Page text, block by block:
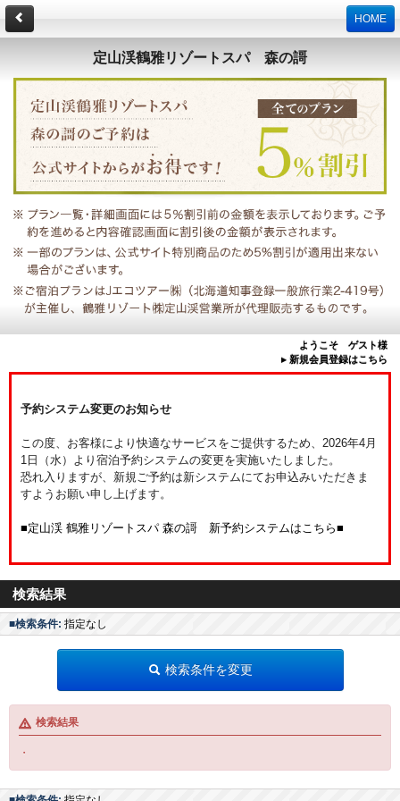
HOME
定山渓鶴雅リゾートスパ 森の謌
ようこそ ゲスト様
▸ 新規会員登録はこちら
予約システム変更のお知らせ
この度、お客様により快適なサービスをご提供するため、2026年4月
1日（水）より宿泊予約システムの変更を実施いたしました。
恐れ入りますが、新規ご予約は新システムにてお申込みいただきま
すようお願い申し上げます。
■定山渓 鶴雅リゾートスパ 森の謌 新予約システムはこちら■
検索結果
■検索条件: 指定なし
検索条件を変更
検索結果
・